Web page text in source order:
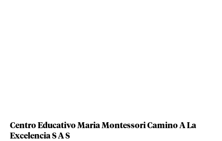
Centro Educativo Maria Montessori Camino A La
Excelencia S A S